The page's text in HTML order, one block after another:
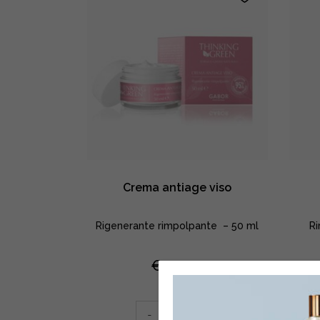
Crema antiage viso
Rigenerante rimpolpante – 50 ml
€29,40
-